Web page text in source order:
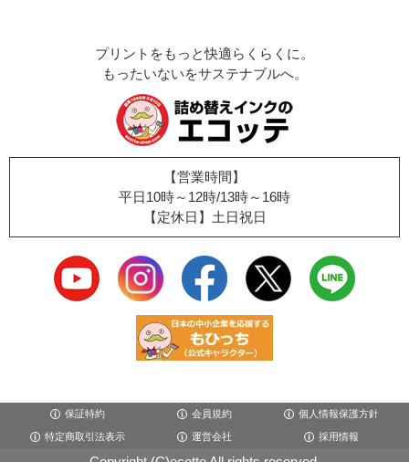
プリントをもっと快適らくらくに。
もったいないをサステナブルへ。
【営業時間】
平日10時～12時/13時～16時
【定休日】土日祝日
保証特約 会員規約 個人情報保護方針
特定商取引法表示 運営会社 採用情報